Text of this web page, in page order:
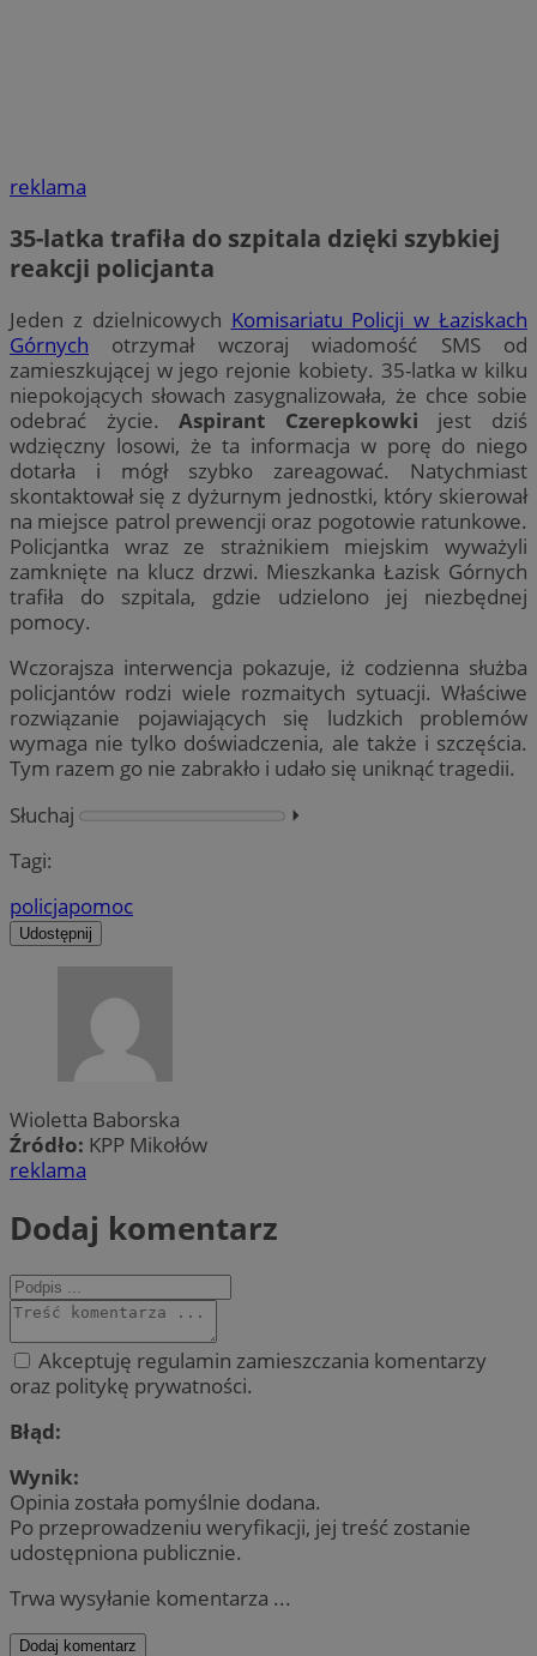
reklama
35-latka trafiła do szpitala dzięki szybkiej
reakcji policjanta
Jeden z dzielnicowych Komisariatu Policji w Łaziskach
Górnych otrzymał wczoraj wiadomość SMS od
zamieszkującej w jego rejonie kobiety. 35-latka w kilku
niepokojących słowach zasygnalizowała, że chce sobie
odebrać życie.Aspirant Czerepkowki jest dziś
wdzięczny losowi, że ta informacja w porę do niego
dotarła i mógł szybko zareagować. Natychmiast
skontaktował się z dyżurnym jednostki, który skierował
na miejsce patrol prewencji oraz pogotowie ratunkowe.
Policjantka wraz ze strażnikiem miejskim wyważyli
zamknięte na klucz drzwi. Mieszkanka Łazisk Górnych
trafiła do szpitala, gdzie udzielono jej niezbędnej
pomocy.
Wczorajsza interwencja pokazuje, iż codzienna służba
policjantów rodzi wiele rozmaitych sytuacji. Właściwe
rozwiązanie pojawiających się ludzkich problemów
wymaga nie tylko doświadczenia, ale także i szczęścia.
Tym razem go nie zabrakło i udało się uniknąć tragedii.
Słuchaj
⏵︎
Tagi:
policjapomoc
Udostępnij
Wioletta Baborska
Źródło: KPP Mikołów
reklama
Dodaj komentarz
Akceptuję regulamin zamieszczania komentarzy
oraz politykę prywatności.
Błąd:
Wynik:
Opinia została pomyślnie dodana.
Po przeprowadzeniu weryfikacji, jej treść zostanie
udostępniona publicznie.
Trwa wysyłanie komentarza ...
Dodaj komentarz